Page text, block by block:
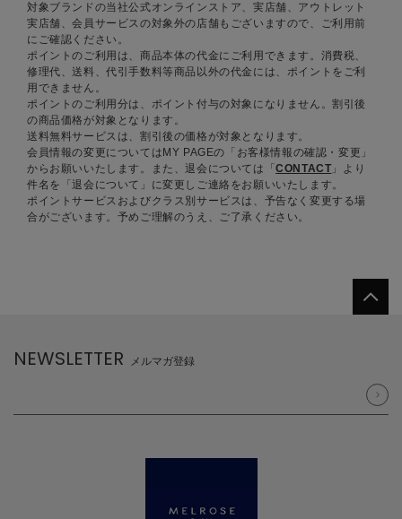
対象ブランドの当社公式オンラインストア、実店舗、アウトレット
実店舗、会員サービスの対象外の店舗もございますので、ご利用前
にご確認ください。
ポイントのご利用は、商品本体の代金にご利用できます。消費税、
修理代、送料、代引手数料等商品以外の代金には、ポイントをご利
用できません。
ポイントのご利用分は、ポイント付与の対象になりません。割引後
の商品価格が対象となります。
送料無料サービスは、割引後の価格が対象となります。
会員情報の変更についてはMY PAGEの「お客様情報の確認・変更」
からお願いいたします。また、退会については「CONTACT 」より
件名を「退会について」に変更しご連絡をお願いいたします。
ポイントサービスおよびクラス別サービスは、予告なく変更する場
合がございます。予めご理解のうえ、ご了承ください。
NEWSLETTER メルマガ登録